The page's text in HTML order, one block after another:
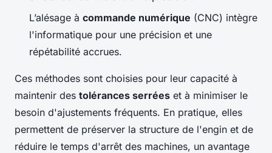
L’alésage à commande numérique (CNC) intègre
l'informatique pour une précision et une
répétabilité accrues.
Ces méthodes sont choisies pour leur capacité à
maintenir des tolérances serrées et à minimiser le
besoin d'ajustements fréquents. En pratique, elles
permettent de préserver la structure de l'engin et de
réduire le temps d'arrêt des machines, un avantage